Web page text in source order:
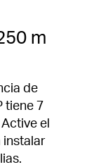
m
de
tiene 7
Active el
instalar